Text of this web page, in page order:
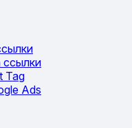
ссылки
Tag
Ads